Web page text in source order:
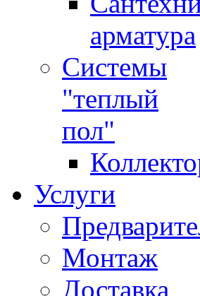
арматура
Системы
"теплый
пол"
Услуги
Монтаж
Доставка